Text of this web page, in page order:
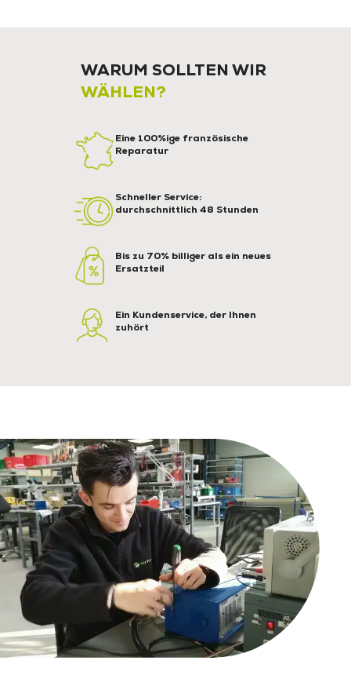
WARUM SOLLTEN WIR
WÄHLEN?
Eine 100%ige französische
Reparatur
Schneller Service:
durchschnittlich 48 Stunden
Bis zu 70% billiger als ein neues
Ersatzteil
Ein Kundenservice, der Ihnen
zuhört